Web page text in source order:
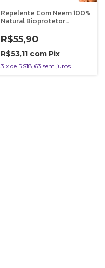
Repelente Com Neem 100%
Natural Bioprotetor
R$55,90
R$53,11 com Pix
3 x de R$18,63 sem juros